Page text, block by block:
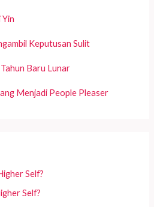
Keputusan Sulit
Baru Lunar
Menjadi People Pleaser
Self?
Self?